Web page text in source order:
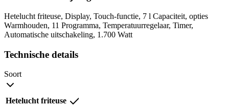
Hetelucht friteuse, Display, Touch-functie, 7 l Capaciteit, opties
Warmhouden, 11 Programma, Temperatuurregelaar, Timer,
Automatische uitschakeling, 1.700 Watt
Technische details
Soort
Hetelucht friteuse